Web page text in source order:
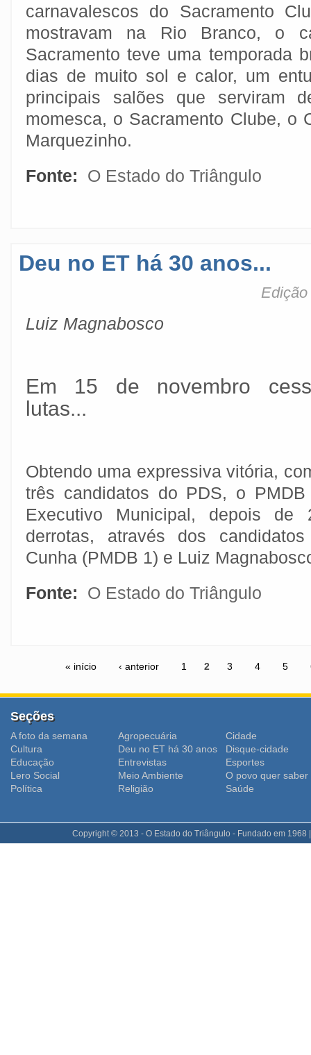
carnavalescos do Sacramento
mostravam na Rio Branco, o
Sacramento teve uma temporada
dias de muito sol e calor, um
principais salões que serviram
momesca, o Sacramento Clube, o
Marquezinho.
Fonte:
O Estado do Triângulo
Deu no ET há 30 anos...
Edição
Luiz Magnabosco
Em 15 de novembro
lutas...
Obtendo uma expressiva vitória,
três candidatos do PDS, o
Executivo Municipal, depois
derrotas, através dos
Cunha (PMDB 1) e Luiz
Fonte:
O Estado do Triângulo
« início ‹ anterior 1 2 3 4 5
Seções
A foto da semana Agropecuária
Cidade
Cultura
Deu no ET há 30 anos
Disque-cidade
Educação
Entrevistas
Esportes
Lero Social
Meio Ambiente
O povo quer saber
Polí­tica
Religião Saúde
Copyright © 2013 - O Estado do Triângulo - Fundado em